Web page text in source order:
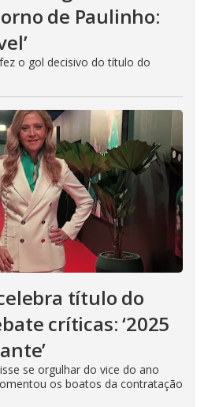
de Paulinho:
o gol decisivo do título do
título do
críticas: ‘2025
se orgulhar do vice do ano
os boatos da contratação